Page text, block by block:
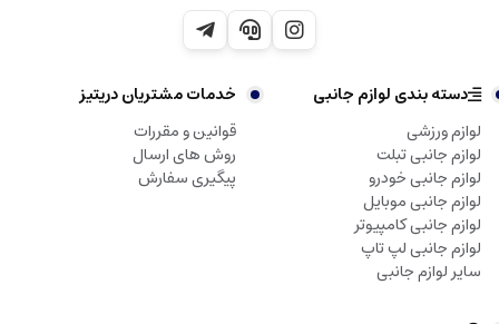
دسته بندی لوازم جانبی
لوازم ورزشی
لوازم جانبی تبلت
لوازم جانبی خودرو
لوازم جانبی موبایل
لوازم جانبی کامپیوتر
لوازم جانبی لپ تاپ
سایر لوازم جانبی
خدمات مشتریان دریتیز
قوانین و مقررات
روش های ارسال
پیگیری سفارش